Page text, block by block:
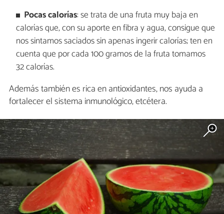
Pocas calorías: se trata de una fruta muy baja en
calorías que, con su aporte en fibra y agua, consigue que
nos sintamos saciados sin apenas ingerir calorías; ten en
cuenta que por cada 100 gramos de la fruta tomamos
32 calorías.
Además también es rica en antioxidantes, nos ayuda a
fortalecer el sistema inmunológico, etcétera.